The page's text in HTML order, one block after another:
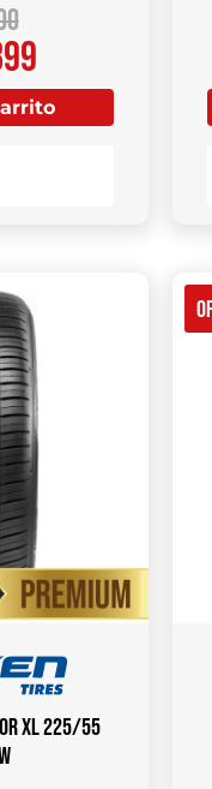
XL 225/55